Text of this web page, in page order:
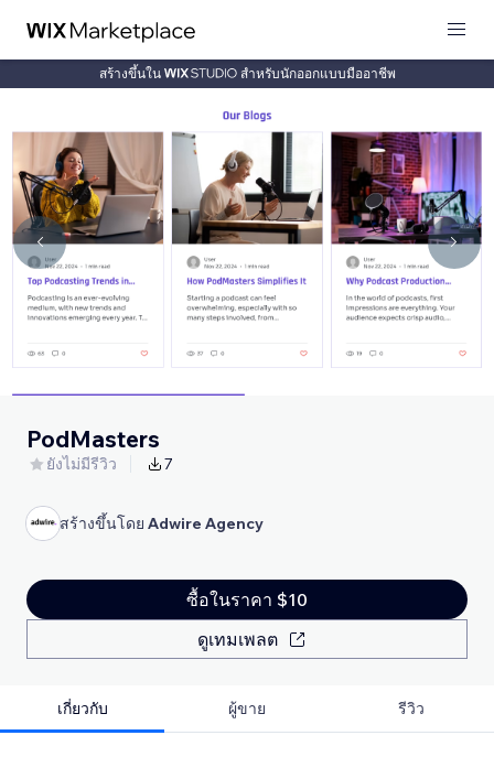
สร้างขึ้นใน สำหรับนักออกแบบมืออาชีพ
PodMasters
ยังไม่มีรีวิว 7
สร้างขึ้นโดย Adwire Agency
ซื้อในราคา $10
ดูเทมเพลต
เกี่ยวกับ ผู้ขาย รีวิว